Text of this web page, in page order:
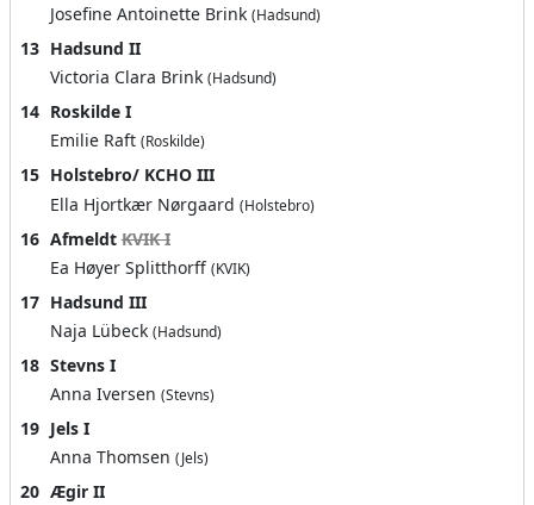
Josefine Antoinette Brink (Hadsund)
13 Hadsund II
Victoria Clara Brink (Hadsund)
14 Roskilde I
Emilie Raft (Roskilde)
15 Holstebro/ KCHO III
Ella Hjortkær Nørgaard (Holstebro)
16 AfmeldtKVIK I
Ea Høyer Splitthorff (KVIK)
17 Hadsund III
Naja Lübeck (Hadsund)
18 Stevns I
Anna Iversen (Stevns)
19 Jels I
Anna Thomsen (Jels)
20 Ægir II